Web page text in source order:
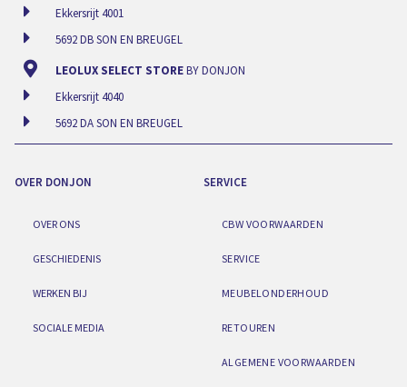
Ekkersrijt 4001
5692 DB SON EN BREUGEL
LEOLUX SELECT STOREBY DONJON
Ekkersrijt 4040
5692 DA SON EN BREUGEL
OVER DONJON
OVER ONS
GESCHIEDENIS
WERKEN BIJ
SOCIALE MEDIA
SERVICE
CBW VOORWAARDEN
SERVICE
MEUBELONDERHOUD
RETOUREN
ALGEMENE VOORWAARDEN